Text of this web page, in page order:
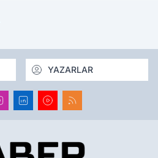
YAZARLAR